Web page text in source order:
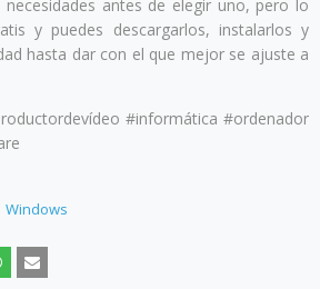
antes de elegir uno, pero lo
y puedes descargarlos, instalarlos y
hasta dar con el que mejor se ajuste a
#informática #ordenador
Windows